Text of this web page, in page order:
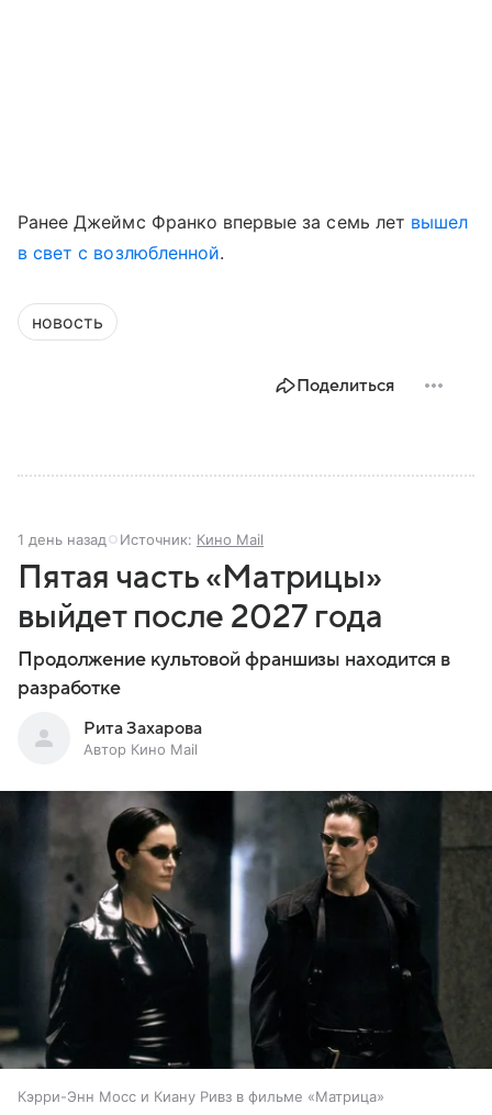
Ранее Джеймс Франко впервые за семь лет вышел
в свет с возлюбленной.
новость
Поделиться
1 день назад Источник: Кино Mail
Пятая часть «Матрицы»
выйдет после 2027 года
Продолжение культовой франшизы находится в
разработке
Рита Захарова
Автор Кино Mail
Кэрри-Энн Мосс и Киану Ривз в фильме «Матрица»